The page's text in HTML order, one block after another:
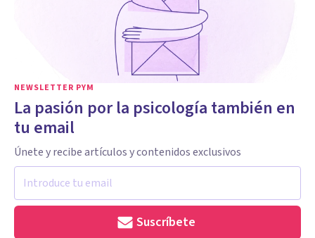
NEWSLETTER PYM
La pasión por la psicología también en
tu email
Únete y recibe artículos y contenidos exclusivos
Suscríbete